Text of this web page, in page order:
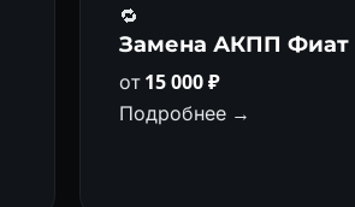
🔁
Замена АКПП Фиат
от15 000 ₽
Подробнее →